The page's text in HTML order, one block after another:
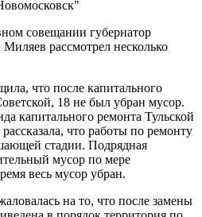
совещании губернатор
рассмотрел несколько
что после капитального
18 не был убран мусор.
капитального ремонта Тульской
что работы по ремонту
стадии. Подрядная
мусор по мере
весь мусор убран.
на то, что после замены